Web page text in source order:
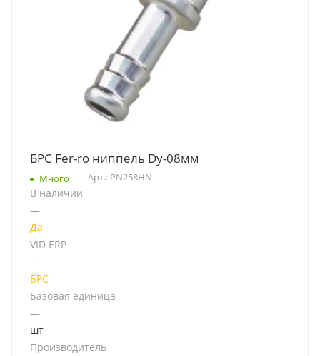
БРС Fer-ro ниппель Dy-08мм
Много Арт.: PN258HN
В наличии
—
Да
VID ERP
—
БРС
Базовая единица
—
шт
Производитель